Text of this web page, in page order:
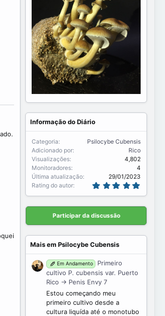
Informação do Diário
Categoria
Psilocybe Cubensis
Adicionado por
Rico
Visualizações
4,802
Monitoradores
4
Última atualização
29/01/2023
Rating do autor
0
0
r
(
Participar da discussão
Mais em Psilocybe Cubensis
Em Andamento
Primeiro
cultivo P. cubensis var. Puerto
Rico -> Penis Envy 7
Estou começando meu
primeiro cultivo desde a
cultura liquída até o monotubo